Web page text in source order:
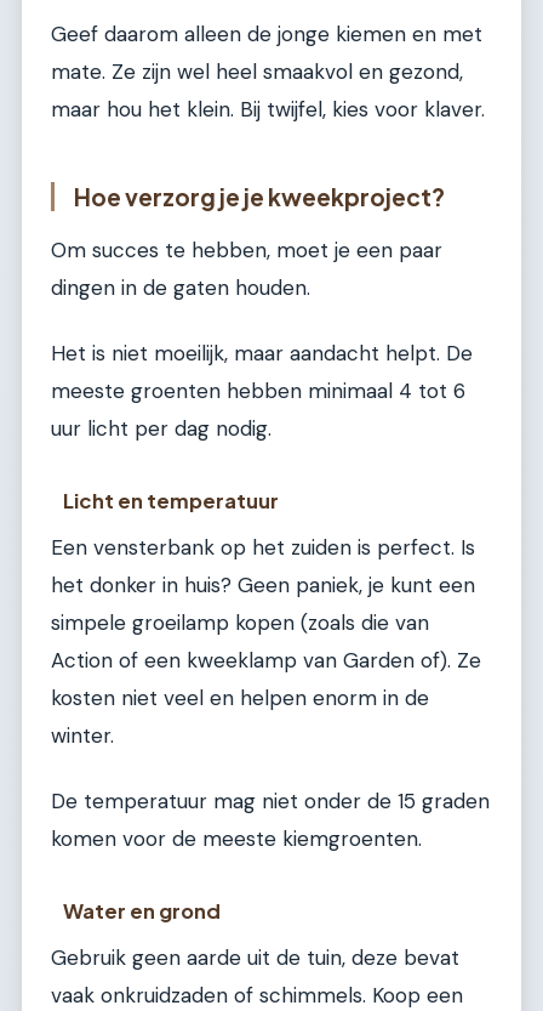
Geef daarom alleen de jonge kiemen en met
mate. Ze zijn wel heel smaakvol en gezond,
maar hou het klein. Bij twijfel, kies voor klaver.
Hoe verzorg je je kweekproject?
Om succes te hebben, moet je een paar
dingen in de gaten houden.
Het is niet moeilijk, maar aandacht helpt. De
meeste groenten hebben minimaal 4 tot 6
uur licht per dag nodig.
Licht en temperatuur
Een vensterbank op het zuiden is perfect. Is
het donker in huis? Geen paniek, je kunt een
simpele groeilamp kopen (zoals die van
Action of een kweeklamp van Garden of). Ze
kosten niet veel en helpen enorm in de
winter.
De temperatuur mag niet onder de 15 graden
komen voor de meeste kiemgroenten.
Water en grond
Gebruik geen aarde uit de tuin, deze bevat
vaak onkruidzaden of schimmels. Koop een